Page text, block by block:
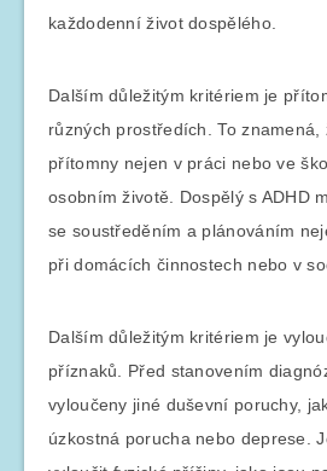
každodenní život dospělého.
Dalším důležitým kritériem je
různých prostředích. To
přítomny nejen v práci nebo ve
osobním životě. Dospělý s ADHD
se soustředěním a plánováním
při domácích činnostech nebo v
Dalším důležitým kritériem je
příznaků. Před stanovením
vyloučeny jiné duševní poruchy,
úzkostná porucha nebo deprese.